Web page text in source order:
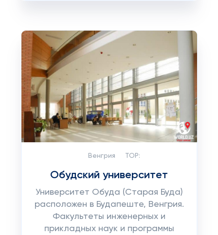
Венгрия TOP:
Обудский университет
Университет Обуда (Старая Буда)
расположен в Будапеште, Венгрия.
Факультеты инженерных и
прикладных наук и программы